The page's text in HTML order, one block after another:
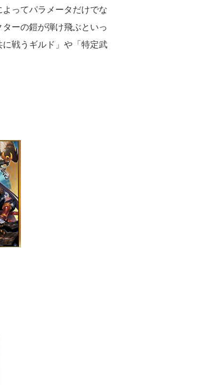
ってパラメータだけでな
ーの鎧が弾け飛ぶといっ
戦うギルド」や「特定武